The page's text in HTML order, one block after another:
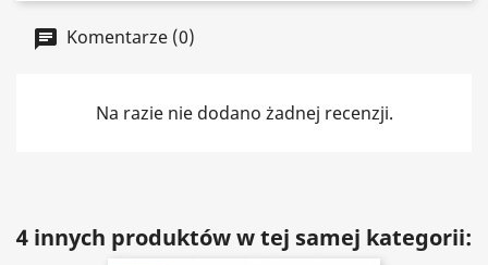
Komentarze (0)
Na razie nie dodano żadnej recenzji.
4 innych produktów w tej samej kategorii: